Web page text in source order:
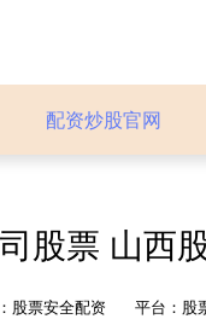
配资炒股官网
股票 山西
股票安全配资 平台：股